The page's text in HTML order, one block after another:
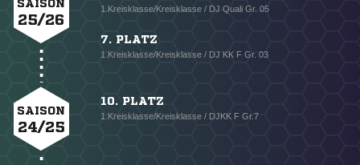
SAISON
25/26
1.Kreisklasse/Kreisklasse / DJ Quali Gr. 05
7. PLATZ
1.Kreisklasse/Kreisklasse / DJ KK F Gr. 03
SAISON
24/25
10. PLATZ
1.Kreisklasse/Kreisklasse / DJKK F Gr.7